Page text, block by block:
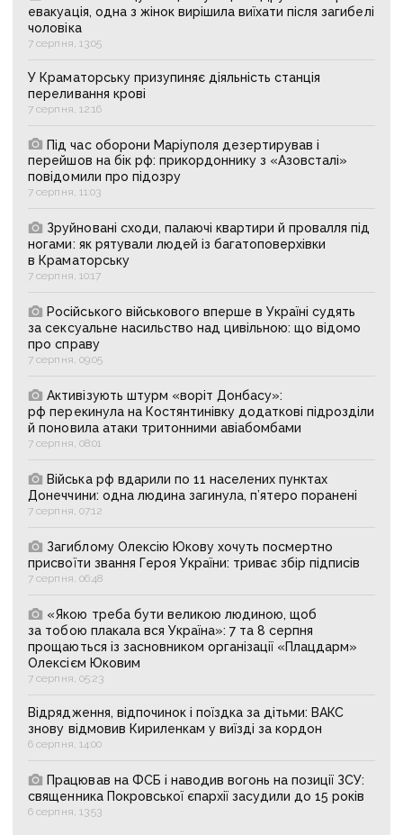
евакуація, одна з жінок вирішила виїхати після загибелі
чоловіка
7 серпня, 13:05
У Краматорську призупиняє діяльність станція
переливання крові
7 серпня, 12:16
Під час оборони Маріуполя дезертирував і
перейшов на бік рф: прикордоннику з «Азовсталі»
повідомили про підозру
7 серпня, 11:03
Зруйновані сходи, палаючі квартири й провалля під
ногами: як рятували людей із багатоповерхівки
в Краматорську
7 серпня, 10:17
Російського військового вперше в Україні судять
за сексуальне насильство над цивільною: що відомо
про справу
7 серпня, 09:05
Активізують штурм «воріт Донбасу»:
рф перекинула на Костянтинівку додаткові підрозділи
й поновила атаки тритонними авіабомбами
7 серпня, 08:01
Війська рф вдарили по 11 населених пунктах
Донеччини: одна людина загинула, п’ятеро поранені
7 серпня, 07:12
Загиблому Олексію Юкову хочуть посмертно
присвоїти звання Героя України: триває збір підписів
7 серпня, 06:48
«Якою треба бути великою людиною, щоб
за тобою плакала вся Україна»: 7 та 8 серпня
прощаються із засновником організації «Плацдарм»
Олексієм Юковим
7 серпня, 05:23
Відрядження, відпочинок і поїздка за дітьми: ВАКС
знову відмовив Кириленкам у виїзді за кордон
6 серпня, 14:00
Працював на ФСБ і наводив вогонь на позиції ЗСУ:
священника Покровської єпархії засудили до 15 років
6 серпня, 13:53